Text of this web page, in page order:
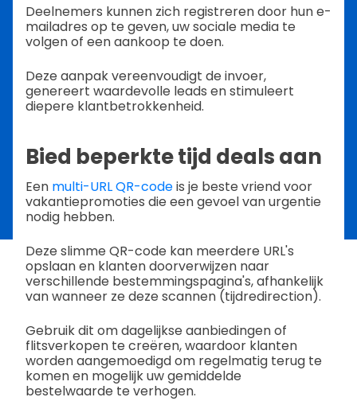
Deelnemers kunnen zich registreren door hun e-
mailadres op te geven, uw sociale media te
volgen of een aankoop te doen.
Deze aanpak vereenvoudigt de invoer,
genereert waardevolle leads en stimuleert
diepere klantbetrokkenheid.
Bied beperkte tijd deals aan
Een multi-URL QR-codeis je beste vriend voor
vakantiepromoties die een gevoel van urgentie
nodig hebben.
Deze slimme QR-code kan meerdere URL's
opslaan en klanten doorverwijzen naar
verschillende bestemmingspagina's, afhankelijk
van wanneer ze deze scannen (tijdredirection).
Gebruik dit om dagelijkse aanbiedingen of
flitsverkopen te creëren, waardoor klanten
worden aangemoedigd om regelmatig terug te
komen en mogelijk uw gemiddelde
bestelwaarde te verhogen.